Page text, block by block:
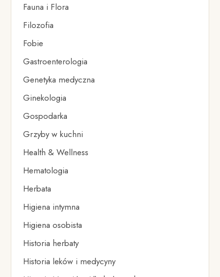
Fauna i Flora
Filozofia
Fobie
Gastroenterologia
Genetyka medyczna
Ginekologia
Gospodarka
Grzyby w kuchni
Health & Wellness
Hematologia
Herbata
Higiena intymna
Higiena osobista
Historia herbaty
Historia leków i medycyny